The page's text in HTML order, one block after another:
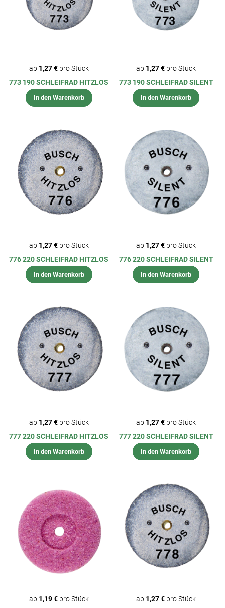
ab 1,27 €pro Stück
773 190 SCHLEIFRAD HITZLOS
In den Warenkorb
ab 1,27 € pro Stück
773 190 SCHLEIFRAD SILENT
In den Warenkorb
ab 1,27 €pro Stück
776 220 SCHLEIFRAD HITZLOS
In den Warenkorb
ab 1,27 € pro Stück
776 220 SCHLEIFRAD SILENT
In den Warenkorb
ab 1,27 €pro Stück
777 220 SCHLEIFRAD HITZLOS
In den Warenkorb
ab 1,27 € pro Stück
777 220 SCHLEIFRAD SILENT
In den Warenkorb
ab 1,19 €pro Stück
ab 1,27 € pro Stück